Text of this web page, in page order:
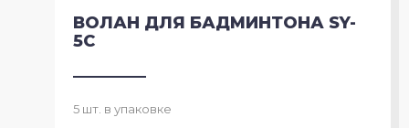
ВОЛАН ДЛЯ БАДМИНТОНА SY-
5C
5 шт. в упаковке